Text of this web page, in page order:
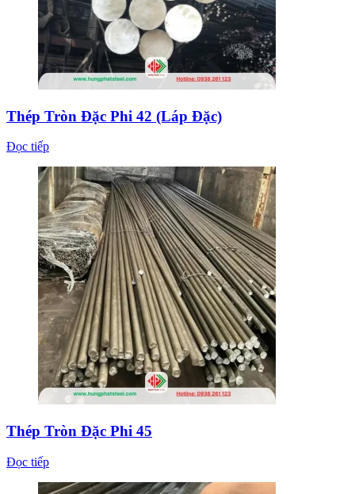
Thép Tròn Đặc Phi 42 (Láp Đặc)
Đọc tiếp
Thép Tròn Đặc Phi 45
Đọc tiếp